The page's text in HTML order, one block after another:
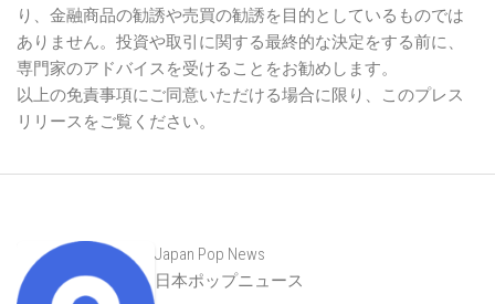
り、金融商品の勧誘や売買の勧誘を目的としているものでは
ありません。投資や取引に関する最終的な決定をする前に、
専門家のアドバイスを受けることをお勧めします。
以上の免責事項にご同意いただける場合に限り、このプレス
リリースをご覧ください。
Japan Pop News
日本ポップニュース